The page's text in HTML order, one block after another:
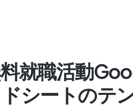
就職活動
シートのテ